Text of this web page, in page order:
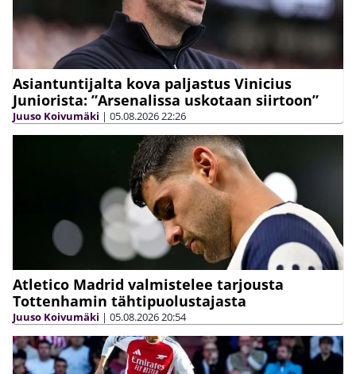
Asiantuntijalta kova paljastus Vinicius
Juniorista: ”Arsenalissa uskotaan siirtoon”
Juuso Koivumäki | 05.08.202622:26
Atletico Madrid valmistelee tarjousta
Tottenhamin tähtipuolustajasta
Juuso Koivumäki | 05.08.202620:54